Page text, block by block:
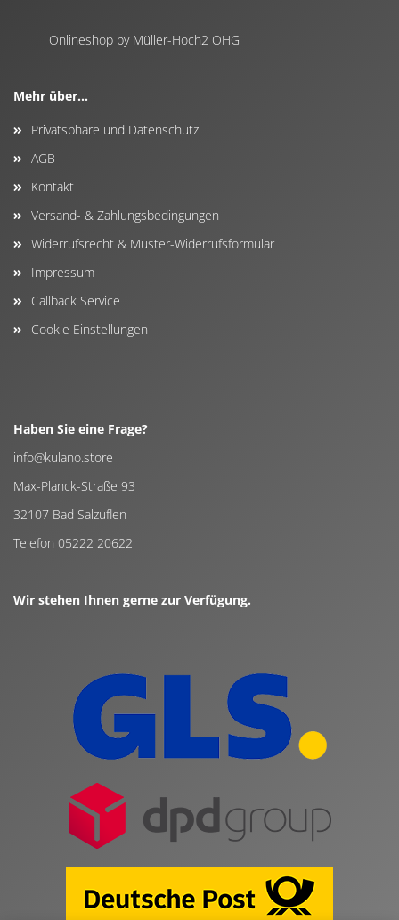
Onlineshop by Müller-Hoch2 OHG
Mehr über...
Privatsphäre und Datenschutz
AGB
Kontakt
Versand- & Zahlungsbedingungen
Widerrufsrecht & Muster-Widerrufsformular
Impressum
Callback Service
Cookie Einstellungen
Haben Sie eine Frage?
info@kulano.store
Max-Planck-Straße 93
32107 Bad Salzuflen
Telefon 05222 20622
Wir stehen Ihnen gerne zur Verfügung.